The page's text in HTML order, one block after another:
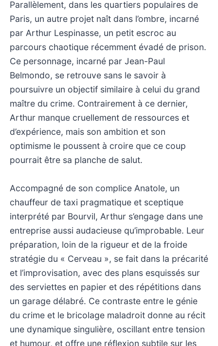
Parallèlement, dans les quartiers populaires de
Paris, un autre projet naît dans l’ombre, incarné
par Arthur Lespinasse, un petit escroc au
parcours chaotique récemment évadé de prison.
Ce personnage, incarné par Jean-Paul
Belmondo, se retrouve sans le savoir à
poursuivre un objectif similaire à celui du grand
maître du crime. Contrairement à ce dernier,
Arthur manque cruellement de ressources et
d’expérience, mais son ambition et son
optimisme le poussent à croire que ce coup
pourrait être sa planche de salut.
Accompagné de son complice Anatole, un
chauffeur de taxi pragmatique et sceptique
interprété par Bourvil, Arthur s’engage dans une
entreprise aussi audacieuse qu’improbable. Leur
préparation, loin de la rigueur et de la froide
stratégie du « Cerveau », se fait dans la précarité
et l’improvisation, avec des plans esquissés sur
des serviettes en papier et des répétitions dans
un garage délabré. Ce contraste entre le génie
du crime et le bricolage maladroit donne au récit
une dynamique singulière, oscillant entre tension
et humour, et offre une réflexion subtile sur les